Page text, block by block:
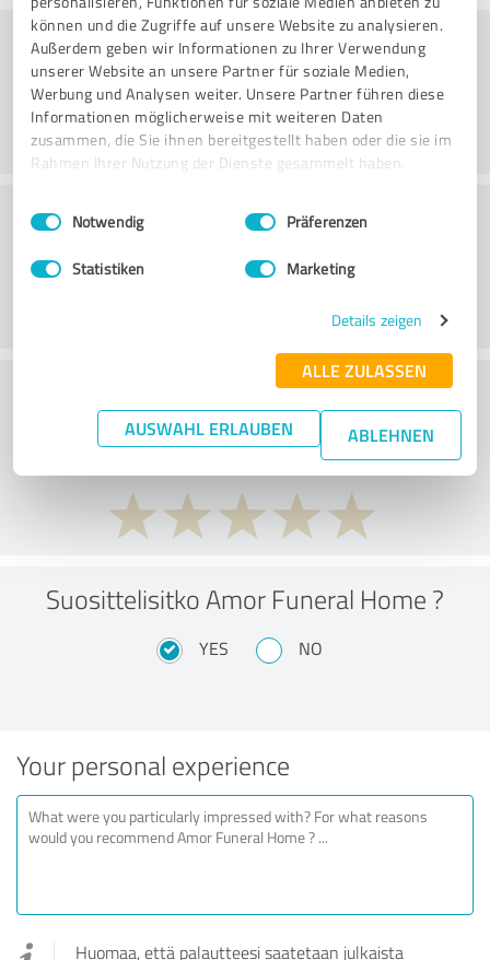
können und die Zugriffe auf unsere Website zu analysieren.
Außerdem geben wir Informationen zu Ihrer Verwendung
unserer Website an unsere Partner für soziale Medien,
Werbung und Analysen weiter. Unsere Partner führen diese
Informationen möglicherweise mit weiteren Daten
zusammen, die Sie ihnen bereitgestellt haben oder die sie im
Rahmen Ihrer Nutzung der Dienste gesammelt haben.
Impressum Datenschutzbestimmungen
Einwilligungsauswahl
Notwendig Präferenzen
Statistiken Marketing
Details zeigen
ALLE ZULASSEN
AUSWAHL ERLAUBEN ABLEHNEN
Konsultointi
Asiakaspalvelu
What do you think of the price to
performance ratio?
Suosittelisitko Amor Funeral Home ?
YES NO
Your personal experience
Huomaa, että palautteesi saatetaan julkaista